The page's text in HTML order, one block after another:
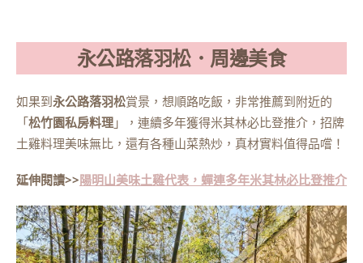
永公路落羽松．周邊美食
如果到永公路落羽松賞景，想順路吃飯，非常推薦到附近的
「松竹園私房料理 」，連續多年獲得米其林必比登推介，招牌
土雞料理美味無比，還有各種山菜熱炒，真材實料值得品嚐！
延伸閱讀>>陽明山美味土雞代表，蟬連多年米其林必比登推介